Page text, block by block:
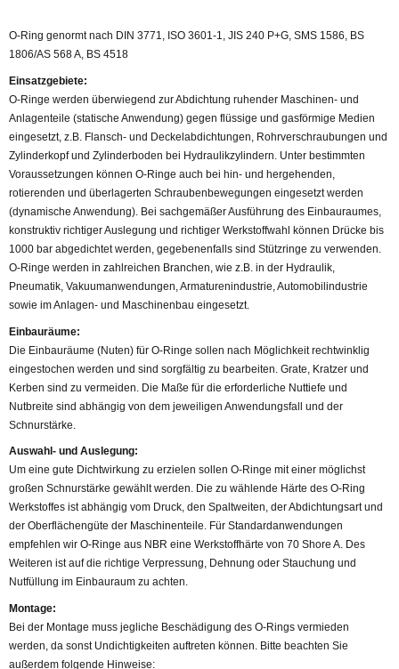
O-Ring genormt nach DIN 3771, ISO 3601-1, JIS 240 P+G, SMS 1586, BS
1806/AS 568 A, BS 4518
Einsatzgebiete:
O-Ringe werden überwiegend zur Abdichtung ruhender Maschinen- und
Anlagenteile (statische Anwendung) gegen flüssige und gasförmige Medien
eingesetzt, z.B. Flansch- und Deckelabdichtungen, Rohrverschraubungen und
Zylinderkopf und Zylinderboden bei Hydraulikzylindern. Unter bestimmten
Voraussetzungen können O-Ringe auch bei hin- und hergehenden,
rotierenden und überlagerten Schraubenbewegungen eingesetzt werden
(dynamische Anwendung). Bei sachgemäßer Ausführung des Einbauraumes,
konstruktiv richtiger Auslegung und richtiger Werkstoffwahl können Drücke bis
1000 bar abgedichtet werden, gegebenenfalls sind Stützringe zu verwenden.
O-Ringe werden in zahlreichen Branchen, wie z.B. in der Hydraulik,
Pneumatik, Vakuumanwendungen, Armaturenindustrie, Automobilindustrie
sowie im Anlagen- und Maschinenbau eingesetzt.
Einbauräume:
Die Einbauräume (Nuten) für O-Ringe sollen nach Möglichkeit rechtwinklig
eingestochen werden und sind sorgfältig zu bearbeiten. Grate, Kratzer und
Kerben sind zu vermeiden. Die Maße für die erforderliche Nuttiefe und
Nutbreite sind abhängig von dem jeweiligen Anwendungsfall und der
Schnurstärke.
Auswahl- und Auslegung:
Um eine gute Dichtwirkung zu erzielen sollen O-Ringe mit einer möglichst
großen Schnurstärke gewählt werden. Die zu wählende Härte des O-Ring
Werkstoffes ist abhängig vom Druck, den Spaltweiten, der Abdichtungsart und
der Oberflächengüte der Maschinenteile. Für Standardanwendungen
empfehlen wir O-Ringe aus NBR eine Werkstoffhärte von 70 Shore A. Des
Weiteren ist auf die richtige Verpressung, Dehnung oder Stauchung und
Nutfüllung im Einbauraum zu achten.
Montage:
Bei der Montage muss jegliche Beschädigung des O-Rings vermieden
werden, da sonst Undichtigkeiten auftreten können. Bitte beachten Sie
außerdem folgende Hinweise: